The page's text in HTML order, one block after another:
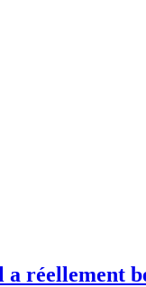
réellement